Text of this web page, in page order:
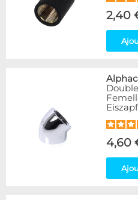
2,40
4,60